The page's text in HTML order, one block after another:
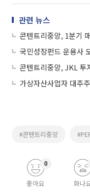
관련 뉴스
가상자산사업자 대주
#콘텐트리중앙
좋아요
0
화나